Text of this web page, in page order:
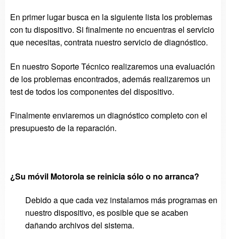
En primer lugar busca en la siguiente lista los problemas
con tu dispositivo. Si finalmente no encuentras el servicio
que necesitas, contrata nuestro servicio de diagnóstico.
En nuestro Soporte Técnico realizaremos una evaluación
de los problemas encontrados, además realizaremos un
test de todos los componentes del dispositivo.
Finalmente enviaremos un diagnóstico completo con el
presupuesto de la reparación.
¿Su móvil Motorola se reinicia sólo o no arranca?
Debido a que cada vez instalamos más programas en
nuestro dispositivo, es posible que se acaben
dañando archivos del sistema.